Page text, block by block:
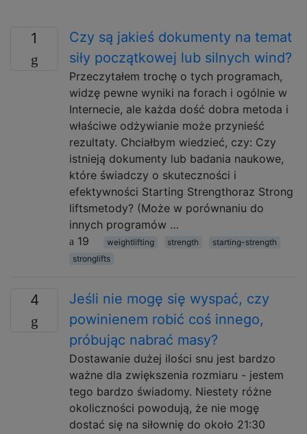
1
Czy są jakieś dokumenty na temat
siły początkowej lub silnych wind?
Przeczytałem trochę o tych programach,
widzę pewne wyniki na forach i ogólnie w
Internecie, ale każda dość dobra metoda i
właściwe odżywianie może przynieść
rezultaty. Chciałbym wiedzieć, czy: Czy
istnieją dokumenty lub badania naukowe,
które świadczy o skuteczności i
efektywności Starting Strengthoraz Strong
liftsmetody? (Może w porównaniu do
innych programów …
19
weightlifting strength
starting-strength
stronglifts
4
Jeśli nie mogę się wyspać, czy
powinienem robić coś innego,
próbując nabrać masy?
Dostawanie dużej ilości snu jest bardzo
ważne dla zwiększenia rozmiaru - jestem
tego bardzo świadomy. Niestety różne
okoliczności powodują, że nie mogę
dostać się na siłownię do około 21:30